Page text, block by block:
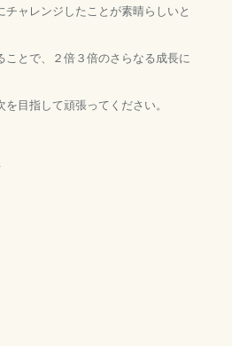
ャレンジしたことが素晴らしいと
ことで、２倍３倍のさらなる成長に
目指して頑張ってください。